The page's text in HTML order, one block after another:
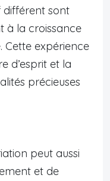
différent sont
à la croissance
Cette expérience
d’esprit et la
précieuses
peut aussi
et de